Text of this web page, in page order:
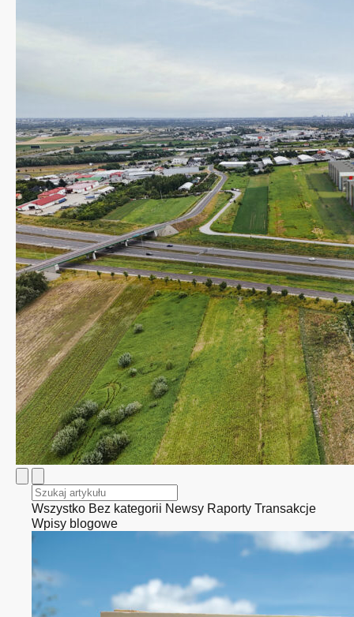
Wszystko Bez kategorii Newsy Raporty Transakcje
Wpisy blogowe